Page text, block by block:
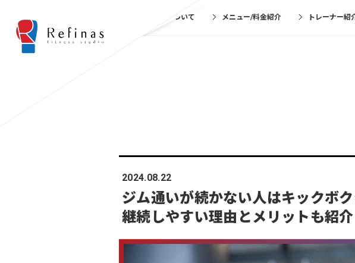
リフィナスについて メニュー/料金紹介 トレーナー紹
2024.08.22
ジム通いが続かない人はキックボ
継続しやすい理由とメリットも紹介